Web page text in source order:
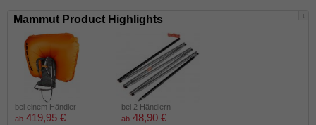
i
Mammut Product Highlights
bei einem Händler
ab 419,95 €
bei 2 Händlern
ab 48,90 €